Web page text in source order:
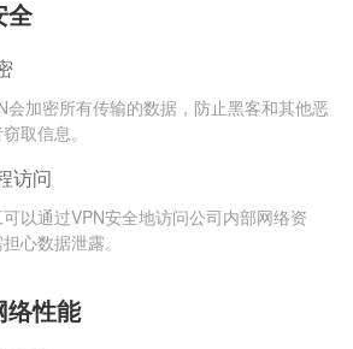
全
会加密所有传输的数据，防止黑客和其他恶
取信息。
访问
以通过VPN安全地访问公司内部网络资
心数据泄露。
络性能